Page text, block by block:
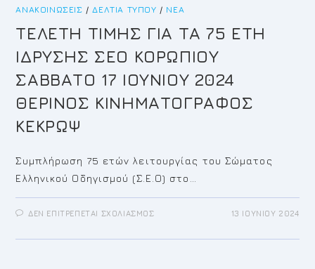
ΑΝΑΚΟΙΝΏΣΕΙΣ /ΔΕΛΤΊΑ ΤΎΠΟΥ / ΝΈΑ
ΤΕΛΕΤΗ ΤΙΜΗΣ ΓΙΑ ΤΑ 75 ΕΤΗ
ΙΔΡΥΣΗΣ ΣΕΟ ΚΟΡΩΠΙΟΥ
ΣΑΒΒΑΤΟ 17 ΙΟΥΝΙΟΥ 2024
ΘΕΡΙΝΟΣ ΚΙΝΗΜΑΤΟΓΡΑΦΟΣ
ΚΕΚΡΩΨ
Συμπλήρωση 75 ετών λειτουργίας του Σώματος
Ελληνικού Οδηγισμού (Σ.Ε.Ο) στο…
ΔΕΝ ΕΠΙΤΡΈΠΕΤΑΙ ΣΧΟΛΙΑΣΜΌΣΣΤΟ
ΓΙΑ
13 ΙΟΥΝΊΟΥ 2024